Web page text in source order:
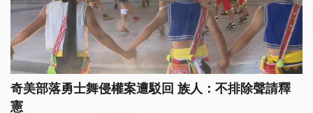
奇美部落勇士舞侵權案遭駁回 族人：不排除聲請釋
憲